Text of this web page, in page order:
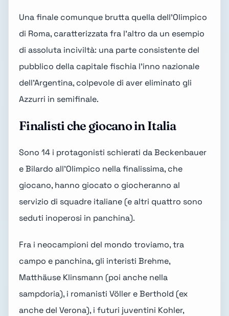
Una finale comunque brutta quella dell'Olimpico
di Roma, caratterizzata fra l'altro da un esempio
di assoluta inciviltà: una parte consistente del
pubblico della capitale fischia l'inno nazionale
dell'Argentina, colpevole di aver eliminato gli
Azzurri in semifinale.
Finalisti che giocano in Italia
Sono 14 i protagonisti schierati da Beckenbauer
e Bilardo all'Olimpico nella finalissima, che
giocano, hanno giocato o giocheranno al
servizio di squadre italiane (e altri quattro sono
seduti inoperosi in panchina).
Fra i neocampioni del mondo troviamo, tra
campo e panchina, gli interisti Brehme,
Matthäuse Klinsmann (poi anche nella
sampdoria), i romanisti Völler e Berthold (ex
anche del Verona), i futuri juventini Kohler,